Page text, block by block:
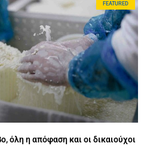
FEATURED
όλη η απόφαση και οι δικαιούχοι